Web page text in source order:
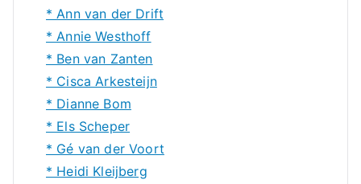
* Ann van der Drift
* Annie Westhoff
* Ben van Zanten
* Cisca Arkesteijn
* Dianne Bom
* Els Scheper
* Gé van der Voort
* Heidi Kleijberg